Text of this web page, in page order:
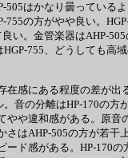
はかなり曇っている
の方がやや良い。
。金管楽器はAHP-
755、どうしても高域
感にある程度の差が
の分離はHP-170の
や違和感がある。原
はAHP-505の方が若
ド感がある。HP-